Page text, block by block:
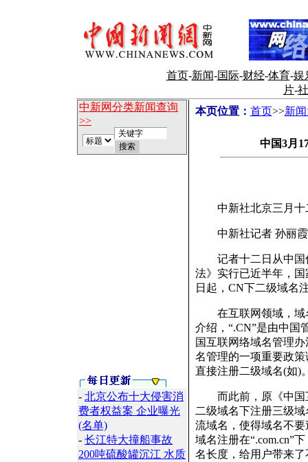
首页-新闻-国际-财经-体育-娱
片-
中新网分类新闻查询
>>
- 北京公布十大侵害消
费者权益案 企业曝光
(名单)
- 长江特大撞船事故
200吨硫酸罐沉江 水质
本页位置： 首页>>新
中国3月
中新社北京三月十
中新社记者 孙丽霞
记者十二日从中国
法》实行已近半年，
日起，CN下二级域名
在互联网领域，域名
介绍，“.CN”是由中国
国互联网络域名管理
名管理的一项重要政
直接注册二级域名(如)
而此前，原《中国
二级域名下注册三级
流域名，使得域名不
域名注册在“.com.cn”
名长度，给用户带来